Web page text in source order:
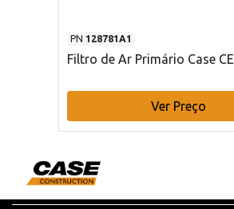
PN 128781A1
Filtro de Ar Primário Case CE
Ver Preço